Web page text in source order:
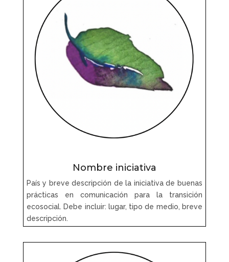
Nombre iniciativa
País y breve descripción de la iniciativa de buenas
prácticas en comunicación para la transición
ecosocial. Debe incluir: lugar, tipo de medio, breve
descripción.